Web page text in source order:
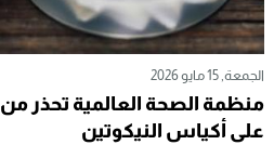
الجمعة, 15 مايو 2026
منظمة الصحة العالمية تحذر
على أكياس النيكوتين